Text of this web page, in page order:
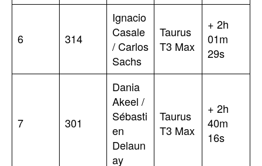
6 314
Ignacio
Casale
/ Carlos
Sachs
Taurus
T3 Max
+ 2h
01m
29s
7 301
Dania
Akeel /
Sébasti
en
Delaun
ay
Taurus
T3 Max
+ 2h
40m
16s